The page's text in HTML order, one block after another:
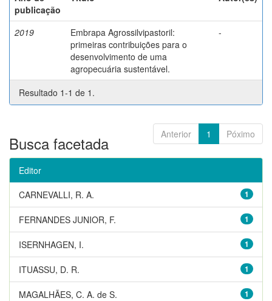
publicação
2019
Embrapa Agrossilvipastoril:
primeiras contribuições para o
desenvolvimento de uma
agropecuária sustentável.
-
Resultado 1-1 de 1.
Anterior 1 Póximo
Busca facetada
Editor
1
CARNEVALLI, R. A.
1
FERNANDES JUNIOR, F.
1
ISERNHAGEN, I.
1
ITUASSU, D. R.
1
MAGALHÃES, C. A. de S.